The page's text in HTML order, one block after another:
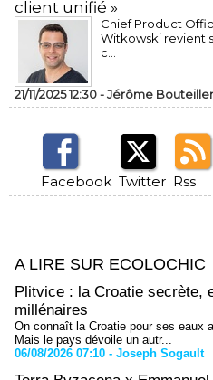
client unifié »
Chief Product
Witkowski revient
c...
21/11/2025 12:30 -Jérôme Bouteiller
Facebook Twitter Rss
A LIRE SUR ECOLOCHIC
Plitvice : la Croatie secrète,
millénaires
On connaît la Croatie pour ses eaux
Mais le pays dévoile un autr...
06/08/2026 07:10 - Joseph Sogault